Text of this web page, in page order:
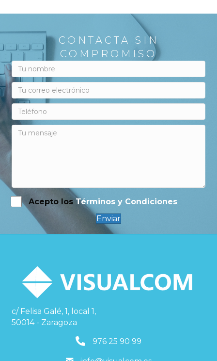
CONTACTA SIN
COMPROMISO
Acepto los Términos y Condiciones
Enviar
c/ Felisa Galé, 1, local 1,
50014 - Zaragoza
976259099
976 25 90 99